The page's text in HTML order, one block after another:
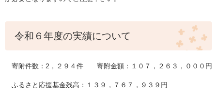
令和６年度の実績について
寄附件数：2，２９４件 寄附金額：１０７，２６３，０００円
ふるさと応援基金残高：１３９，７６７，９３９円